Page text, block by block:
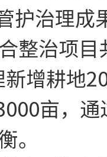
护治理
整治项
增耕地
亩，
。